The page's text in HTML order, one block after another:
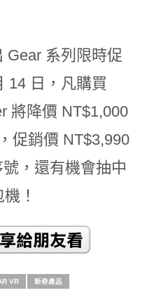
Gear 系列限時促
14 日，凡購買
將降價 NT$1,000
促銷價 NT$3,990
，還有機會抽中
！
VR 新奇產品